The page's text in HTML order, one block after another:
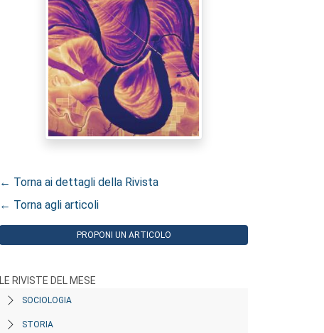
← Torna ai dettagli della Rivista
← Torna agli articoli
PROPONI UN ARTICOLO
LE RIVISTE DEL MESE
SOCIOLOGIA
STORIA